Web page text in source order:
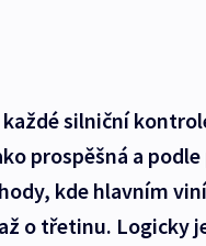
každé silniční
prospěšná a
kde hlavním
o třetinu. Logicky